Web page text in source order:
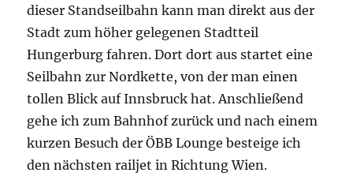
dieser Standseilbahn kann man direkt aus der
Stadt zum höher gelegenen Stadtteil
Hungerburg fahren. Dort dort aus startet eine
Seilbahn zur Nordkette, von der man einen
tollen Blick auf Innsbruck hat. Anschließend
gehe ich zum Bahnhof zurück und nach einem
kurzen Besuch der ÖBB Lounge besteige ich
den nächsten railjet in Richtung Wien.